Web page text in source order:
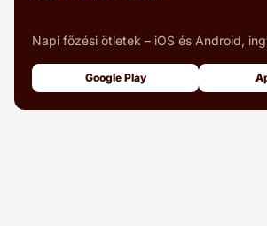
Napi főzési ötletek – iOS és Android,
Google Play